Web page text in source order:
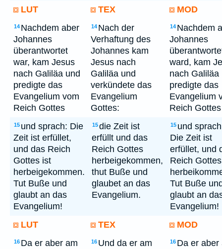
LUT TEX MOD
14 Nachdem aber
Johannes
überantwortet
war, kam Jesus
nach Galiläa und
predigte das
Evangelium vom
Reich Gottes
14 Nach der
Verhaftung des
Johannes kam
Jesus nach
Galiläa und
verkündete das
Evangelium
Gottes:
14 Nachdem
Johannes
ward, kam
nach Galiläa
predigte das
Evangelium
Reich Gottes
15 und sprach: Die
Zeit ist erfüllet,
und das Reich
Gottes ist
herbeigekommen.
Tut Buße und
glaubt an das
Evangelium!
15die Zeit ist
erfüllt und das
Reich Gottes
herbeigekommen,
thut Buße und
glaubet an das
Evangelium.
15 und
Die Zeit ist
erfüllet, und
Reich
Tut Buße
glaubt an
Evangelium!
LUT
TEX MOD
16 Da er aber am
16 Und da er am
16 Da er aber